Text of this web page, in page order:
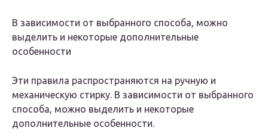
В зависимости от выбранного способа, можно
выделить и некоторые дополнительные
особенности
Эти правила распространяются на ручную и
механическую стирку. В зависимости от выбранного
способа, можно выделить и некоторые
дополнительные особенности.